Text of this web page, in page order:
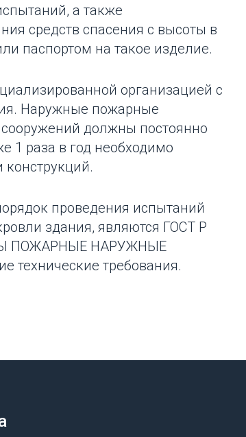
а также
средств спасения с высоты в
паспортом на такое изделие.
организацией с
Наружные пожарные
должны постоянно
1 раза в год необходимо
конструкций.
проведения испытаний
здания, являются ГОСТ Р
ПОЖАРНЫЕ НАРУЖНЫЕ
требования.